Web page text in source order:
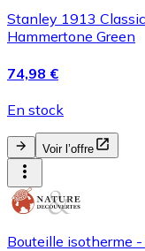
Stanley 1913
Hammertone Green
74,98 €
En stock
Voir l’offre
Bouteille isotherme